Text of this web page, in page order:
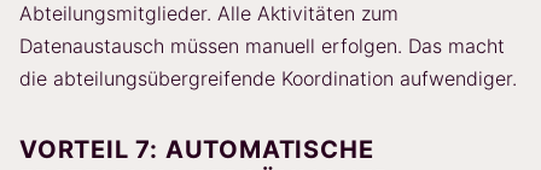
Abteilungsmitglieder. Alle Aktivitäten zum
Datenaustausch müssen manuell erfolgen. Das macht
die abteilungsübergreifende Koordination aufwendiger.
VORTEIL 7: AUTOMATISCHE